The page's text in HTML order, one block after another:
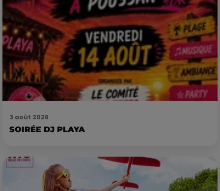
3 août 2026
SOIRÉE DJ PLAYA